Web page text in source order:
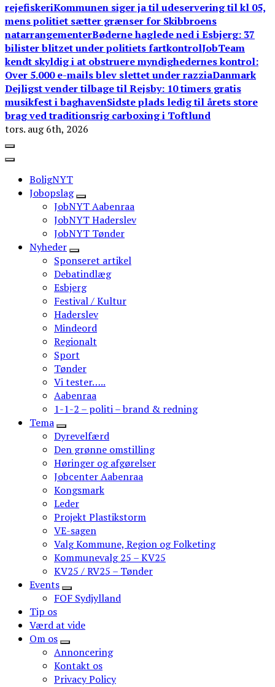
rejefiskeriKommunen siger ja til udeservering til kl 05,
mens politiet sætter grænser for Skibbroens
natarrangementerBøderne haglede ned i Esbjerg: 37
bilister blitzet under politiets fartkontrolJobTeam
kendt skyldig i at obstruere myndighedernes kontrol:
Over 5.000 e-mails blev slettet under razziaDanmark
Dejligst vender tilbage til Rejsby: 10 timers gratis
musikfest i baghavenSidste plads ledig til årets store
brag ved traditionsrig carboxing i Toftlund
tors. aug 6th, 2026
BoligNYT
Jobopslag
JobNYT Aabenraa
JobNYT Haderslev
JobNYT Tønder
Nyheder
Sponseret artikel
Debatindlæg
Esbjerg
Festival / Kultur
Haderslev
Mindeord
Regionalt
Sport
Tønder
Vi tester…..
Aabenraa
1-1-2 – politi – brand & redning
Tema
Dyrevelfærd
Den grønne omstilling
Høringer og afgørelser
Jobcenter Aabenraa
Kongsmark
Leder
Projekt Plastikstorm
VE-sagen
Valg Kommune, Region og Folketing
Kommunevalg 25 – KV25
KV25 / RV25 – Tønder
Events
FOF Sydjylland
Tip os
Værd at vide
Om os
Annoncering
Kontakt os
Privacy Policy